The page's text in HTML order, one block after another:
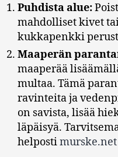
Puhdista alue:
mahdolliset kivet
kukkapenkki
Maaperän
maaperää
multaa. Tämä
ravinteita ja
on savista, lisää
läpäisyä.
helpostimurske.net